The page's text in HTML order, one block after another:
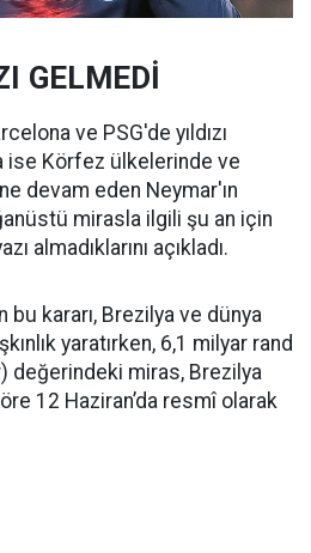
GELMEDİ
ve PSG'de yıldızı
ise Körfez ülkelerinde ve
devam eden Neymar'ın
mirasla ilgili şu an için
almadıklarını açıkladı.
bu kararı, Brezilya ve dünya
yaratırken, 6,1 milyar rand
değerindeki miras, Brezilya
12 Haziran’da resmî olarak